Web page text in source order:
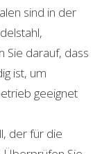
sind in der
Sie darauf, dass
ist, um
geeignet
der für die